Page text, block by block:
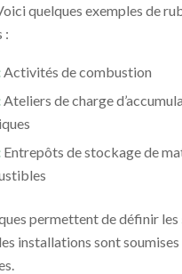
quelques exemples de
:
Activités de combustion
Ateliers de charge
Entrepôts de stockage de
permettent de définir les
installations sont soumises